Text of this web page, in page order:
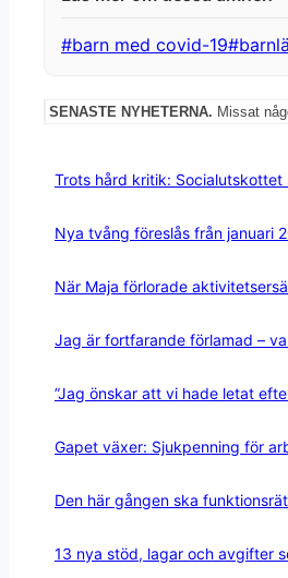
Post
#barn med covid-19#
SENASTE NYHETERNA. Missat
Trots hård kritik: Socialutskottet
Nya tvång föreslås från januari
När Maja förlorade
Jag är fortfarande förlamad –
”Jag önskar att vi hade letat
Gapet växer: Sjukpenning för
Den här gången ska
13 nya stöd, lagar och avgifter